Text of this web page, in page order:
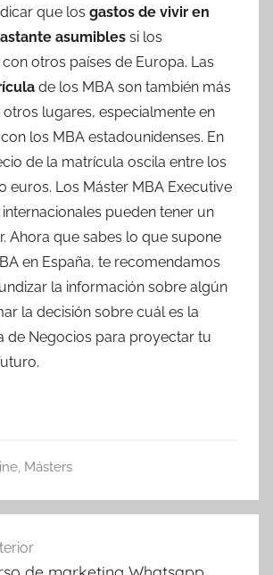
que los gastos de vivir en
asumibles si los
otros países de Europa. Las
de los MBA son también más
lugares, especialmente en
los MBA estadounidenses. En
de la matrícula oscila entre los
euros. Los Máster MBA Executive
pueden tener un
Ahora que sabes lo que supone
en España, te recomendamos
la información sobre algún
la decisión sobre cuál es la
de Negocios para proyectar tu
, Másters